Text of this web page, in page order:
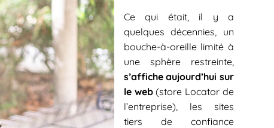
Ce qui était, il y a
quelques décennies, un
bouche-à-oreille limité à
une sphère restreinte,
s’affiche aujourd’hui sur
le web(store Locator de
l’entreprise), les sites
tiers de confiance